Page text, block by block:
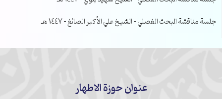
جلسة مناقشة البحث الفصلي – الشيخ علي الأكبر الصائغ – 1447 هـ
عنوان حوزة الاطهار